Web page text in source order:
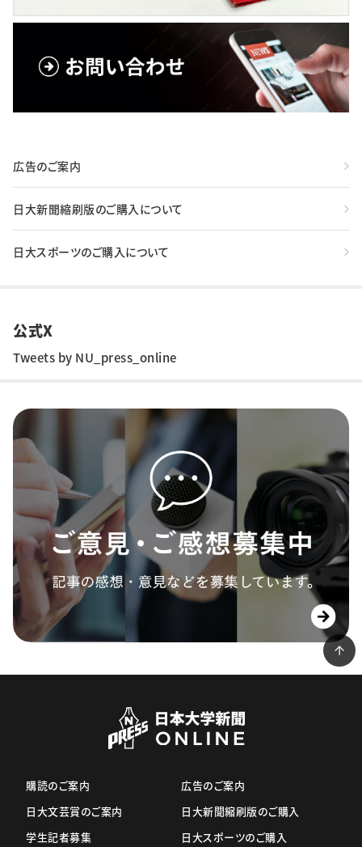
広告のご案内
日大新聞縮刷版のご購入について
日大スポーツのご購入について
公式X
Tweets by NU_press_online
購読のご案内
日大文芸賞のご案内
学生記者募集
広告のご案内
日大新聞縮刷版のご購入
日大スポーツのご購入